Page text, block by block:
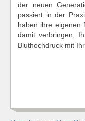
der neuen
passiert in der
haben ihre eigenen
damit verbringen,
Bluthochdruck mit